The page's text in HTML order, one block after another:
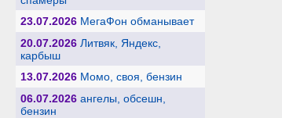
23.07.2026 МегаФон обманывает
20.07.2026 Литвяк, Яндекс,
карбыш
13.07.2026 Момо, своя, бензин
06.07.2026 ангелы, обсешн,
бензин